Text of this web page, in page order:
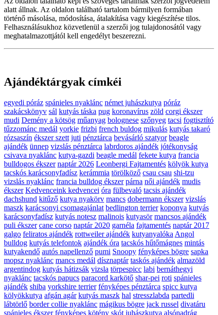
alatt állnak. Az oldalon található tartalom bármilyen formában
történő másolása, módosítása, átalakítása vagy kiegészítése tilos.
Felhasználásukhoz közvetlenül a szerzői jog tulajdonosától vagy
meghatalmazottjától kell engedélyt beszerezni.
Ajándéktárgyak címkéi
egyedi póráz spánieles nyaklánc német juhászkutya póráz
szakácskönyv sál kutyás táska pug koronavírus zöld corgi ékszer
mudi Demény a kötsög műanyag bolognese szőnyeg tacsi fogtisztító
tűzzománc medál yorkie frizbi french buldog mikulás kutyás takaró
rózsaszín ékszer szett juti pénztárca bevásárló szatyor beagle
ajándék ünnep vizslás pénztárca labrdoros ajándék jótékonyság
csivava nyaklánc kutya-gazdi beagle medál fekete kutya francia
bulldogos ékszer naptár 2026 Leonbergi Fajtamentés kölyök kutya
tacskós karácsonyfadísz kerámmia törölköző csau csau shi-tzu
vizslás nyaklánc francia bulldog ékszer párna női ajándék mudis
ékszer Kedvenceink kedvencei óra fülbevaló tacsis ajándék
dachshund kitűző kutya nyakörv mancs dobermann ékszer vizslás
maszk karácsonyi csomagajánlat bedlington terrier koponya kutyás
karácsonyfadísz kutyás notesz malinois kutyasör mancsos ajándék
puli ékszer cane corso naptár 2020 garnéla fajtamentés naptár 2017
galgo feliratos ajándék rottweiler ajándék kutyanyalóka Angol
bulldog kutyás telefontok ajándék óra tacskós hűtőmágnes mintás
kutyakendő autós napellenző pumi Snoopy fényképes bögre sapka
mopsz nyaklánc mancs medál dísznaptár taskós ajándék almazöld
argentindog kutyás hátizsák vizsla törpespicc labi bernáthegyi
nyaklánc tacskós papucs paracord karkötő shar-pei roti spánieles
ajándék shiba yorkshire terrier fényképes pénztárca spicc kutya
kölyökkutya afgán agár kutyás maszk hal stresszlabda partedli
lábtörlő border collie nyaklánc mágikus bögre jack russel divatáru
spánieles ékszer fényképes kötény skót juhászkutya alsónadrág